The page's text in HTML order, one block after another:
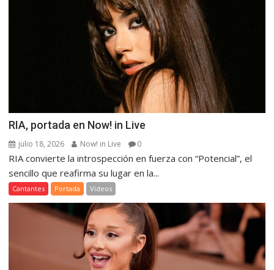
RIA, portada en Now! in Live
julio 18, 2026 Now! in Live 0
RIA convierte la introspección en fuerza con “Potencial”, el
sencillo que reafirma su lugar en la...
Cantantes Portada Videos